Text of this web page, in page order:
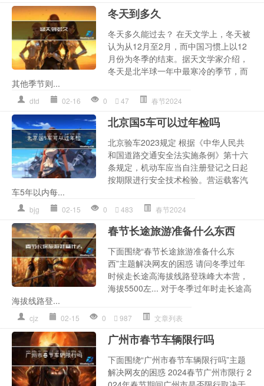
冬天到多久
冬天多久能过去？ 在天文学上，冬天被
认为从12月至2月，而中国习惯上以12
月份为冬季的结束。据天文学家介绍，
冬天是北半球一年中最寒冷的季节，而
其他季节则...
dtd 02-16 0 47 春节2024
北京国5车可以过年检吗
北京验车2023规定 根据《中华人民共
和国道路交通安全法实施条例》第十六
条规定，机动车应当自注册登记之日起
按期限进行安全技术检验。营运载客汽
车5年以内每...
bjg 02-15 0 483 春节2024
春节长途旅游准备什么东西
下面围绕“春节长途旅游准备什么东
西”主题解决网友的困惑 请问冬季过年
时候走长途高海拔线路登珠峰大本营，
海拔5500左... 对于冬季过年时走长途高
海拔线路登...
cjz 02-15 0 987 文章列表
广州市春节车辆限行吗
下面围绕“广州市春节车辆限行吗”主题
解决网友的困惑 2024春节广州市限行 2